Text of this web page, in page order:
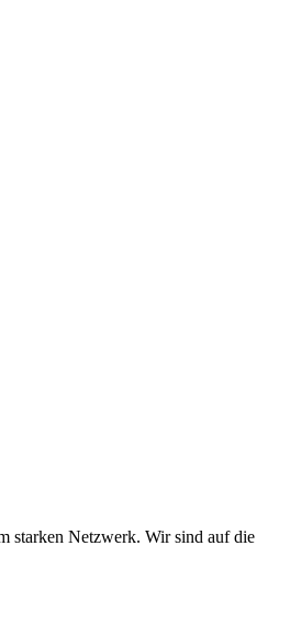
starken Netzwerk. Wir sind auf die